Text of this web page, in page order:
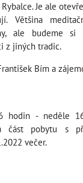
Je ale
Většina
ale budeme
z jiných tradic.
Bím a
hodin - neděle
pobytu s
večer.